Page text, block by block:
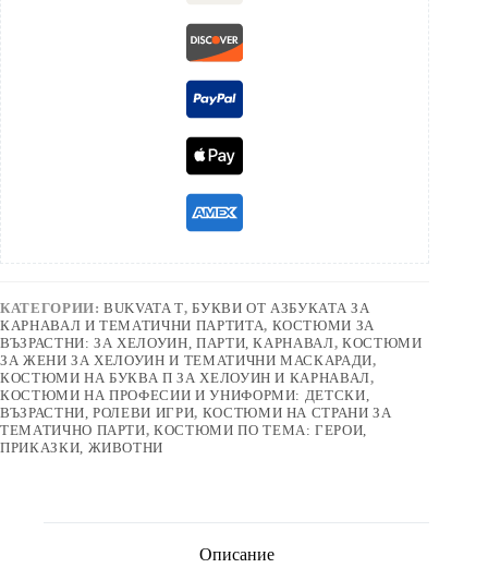
КАТЕГОРИИ:BUKVATA T,БУКВИ ОТ АЗБУКАТА ЗА
КАРНАВАЛ И ТЕМАТИЧНИ ПАРТИТА, КОСТЮМИ ЗА
ВЪЗРАСТНИ: ЗА ХЕЛОУИН, ПАРТИ, КАРНАВАЛ,КОСТЮМИ
ЗА ЖЕНИ ЗА ХЕЛОУИН И ТЕМАТИЧНИ МАСКАРАДИ,
КОСТЮМИ НА БУКВА П ЗА ХЕЛОУИН И КАРНАВАЛ,
КОСТЮМИ НА ПРОФЕСИИ И УНИФОРМИ: ДЕТСКИ,
ВЪЗРАСТНИ, РОЛЕВИ ИГРИ, КОСТЮМИ НА СТРАНИ ЗА
ТЕМАТИЧНО ПАРТИ,КОСТЮМИ ПО ТЕМА: ГЕРОИ,
ПРИКАЗКИ, ЖИВОТНИ
Описание